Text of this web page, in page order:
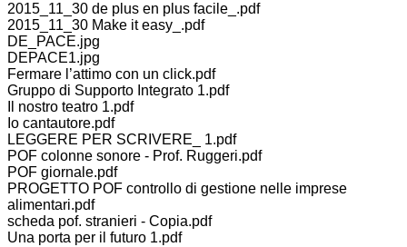
2015_11_30 de plus en plus facile_.pdf
2015_11_30 Make it easy_.pdf
DE_PACE.jpg
DEPACE1.jpg
Fermare l’attimo con un click.pdf
Gruppo di Supporto Integrato 1.pdf
Il nostro teatro 1.pdf
Io cantautore.pdf
LEGGERE PER SCRIVERE_ 1.pdf
POF colonne sonore - Prof. Ruggeri.pdf
POF giornale.pdf
PROGETTO POF controllo di gestione nelle imprese
alimentari.pdf
scheda pof. stranieri - Copia.pdf
Una porta per il futuro 1.pdf